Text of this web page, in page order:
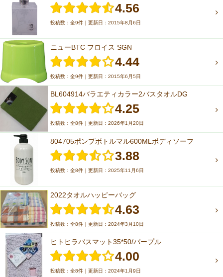
4.56
投稿数：全9件｜更新日：2015年8月6日
ニューBTC フロイス SGN
4.44
投稿数：全9件｜更新日：2015年6月5日
BL604914バラエティカラー2バスタオルDG
4.25
投稿数：全8件｜更新日：2026年1月20日
804705ポンプボトルマル600MLボディソーフ
3.88
投稿数：全8件｜更新日：2025年11月6日
2022タオルハッピーバッグ
4.63
投稿数：全8件｜更新日：2024年3月10日
ヒトヒラバスマット35*50/パープル
4.00
投稿数：全8件｜更新日：2024年1月9日